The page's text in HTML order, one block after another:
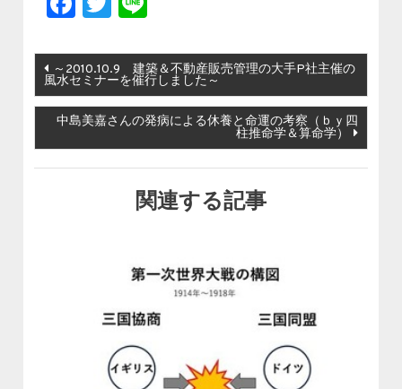
投稿ナビゲーション
～2010.10.9 建築＆不動産販売管理の大手P社主催の
風水セミナーを催行しました～
中島美嘉さんの発病による休養と命運の考察（ｂｙ四
柱推命学＆算命学）
関連する記事